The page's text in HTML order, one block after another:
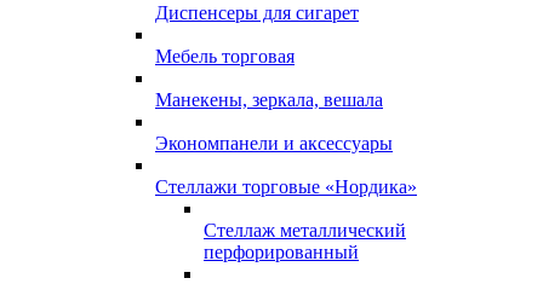
Диспенсеры для сигарет
Мебель торговая
Манекены, зеркала, вешала
Экономпанели и аксессуары
Стеллажи торговые «Нордика»
Стеллаж металлический
перфорированный